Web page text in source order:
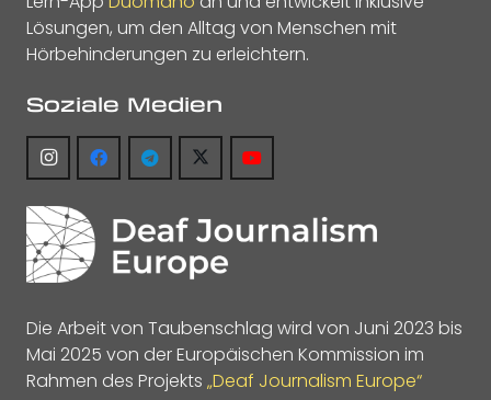
Lösungen, um den Alltag von Menschen mit
Hörbehinderungen zu erleichtern.
Soziale Medien
Die Arbeit von Taubenschlag wird von Juni 2023 bis
Mai 2025 von der Europäischen Kommission im
Rahmen des Projekts „Deaf Journalism Europe“